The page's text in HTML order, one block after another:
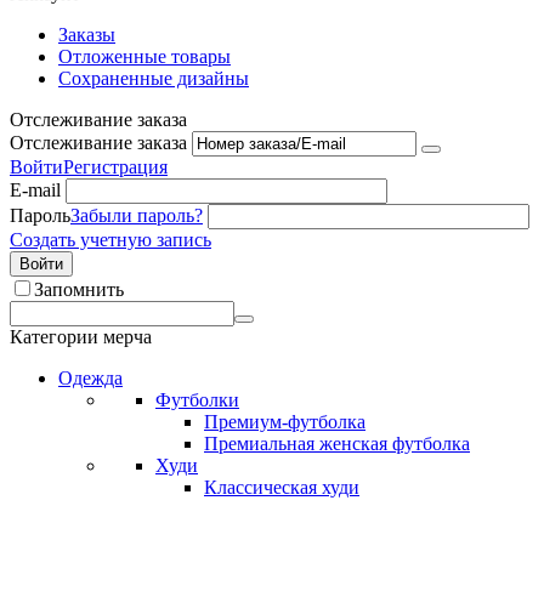
Заказы
Отложенные товары
Сохраненные дизайны
Отслеживание заказа
Отслеживание заказа
ВойтиРегистрация
E-mail
ПарольЗабыли пароль?
Создать учетную запись
Войти
Запомнить
Категории мерча
Одежда
Футболки
Премиум-футболка
Премиальная женская футболка
Худи
Классическая худи